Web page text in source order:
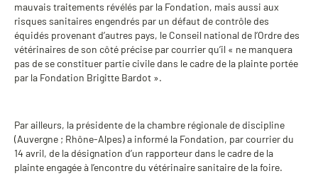
mauvais traitements révélés par la Fondation, mais aussi aux
risques sanitaires engendrés par un défaut de contrôle des
équidés provenant d’autres pays, le Conseil national de l’Ordre des
vétérinaires de son côté précise par courrier qu’il « ne manquera
pas de se constituer partie civile dans le cadre de la plainte portée
par la Fondation Brigitte Bardot ».
Par ailleurs, la présidente de la chambre régionale de discipline
(Auvergne ; Rhône-Alpes) a informé la Fondation, par courrier du
14 avril, de la désignation d’un rapporteur dans le cadre de la
plainte engagée à l’encontre du vétérinaire sanitaire de la foire.